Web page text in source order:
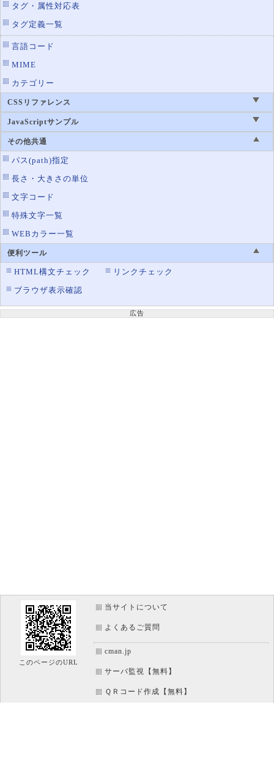
タグ・属性対応表
タグ定義一覧
言語コード
MIME
カテゴリー
CSSリファレンス
JavaScriptサンプル
その他共通
パス(path)指定
長さ・大きさの単位
文字コード
特殊文字一覧
WEBカラー一覧
便利ツール
HTML構文チェック
リンクチェック
ブラウザ表示確認
広告
このページのURL
当サイトについて
よくあるご質問
cman.jp
サーバ監視【無料】
ＱＲコード作成【無料】